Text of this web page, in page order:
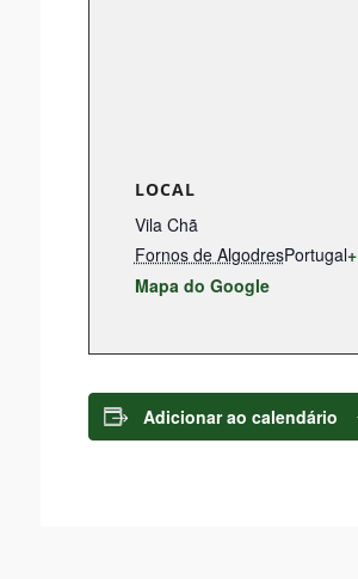
LOCAL
Vila Chã
Fornos de AlgodresPortugal+
Mapa do Google
Adicionar ao calendário